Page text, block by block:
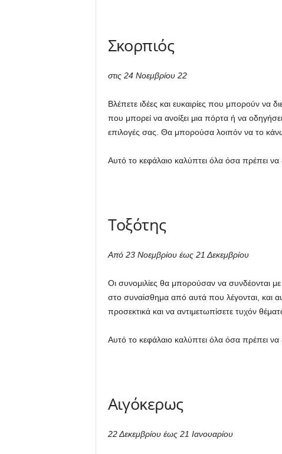
Σκορπιός
στις 24 Νοεμβρίου 22
Βλέπετε ιδέες και ευκαιρίες που μπορούν να
που μπορεί να ανοίξει μια πόρτα ή να
επιλογές σας. Θα μπορούσα λοιπόν να το κάνω
Αυτό το κεφάλαιο καλύπτει όλα όσα πρέπει να
Τοξότης
Από 23 Νοεμβρίου έως 21 Δεκεμβρίου
Οι συνομιλίες θα μπορούσαν να συνδέονται
στο συναίσθημα από αυτά που λέγονται, και
προσεκτικά και να αντιμετωπίσετε τυχόν
Αυτό το κεφάλαιο καλύπτει όλα όσα πρέπει να
Αιγόκερως
22 Δεκεμβρίου έως 21 Ιανουαρίου